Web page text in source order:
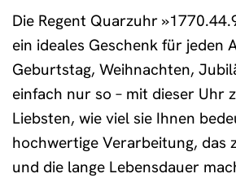
Die Regent Quarzuhr
ein ideales Geschenk für jeden
Geburtstag, Weihnachten,
einfach nur so – mit dieser Uhr
Liebsten, wie viel sie Ihnen
hochwertige Verarbeitung, das
und die lange Lebensdauer